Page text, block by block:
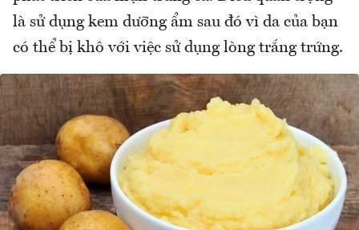
là sử dụng kem dưỡng ẩm sau đó vì da của bạn
có thể bị khô với việc sử dụng lòng trắng trứng.